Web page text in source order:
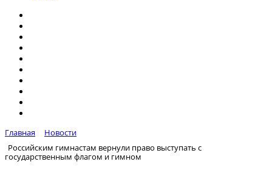
Главная
Новости
Российским гимнастам вернули право выступать с
государственным флагом и гимном